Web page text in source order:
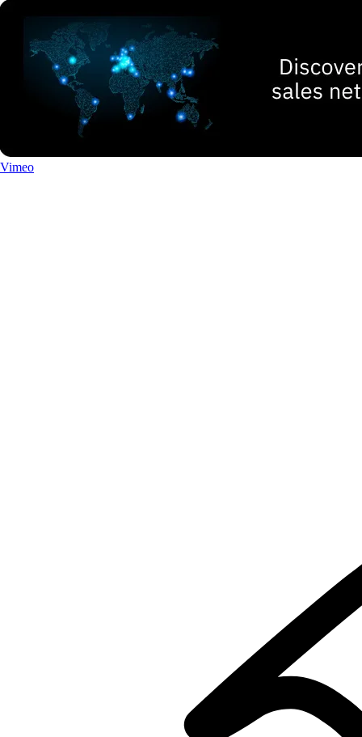
Vimeo